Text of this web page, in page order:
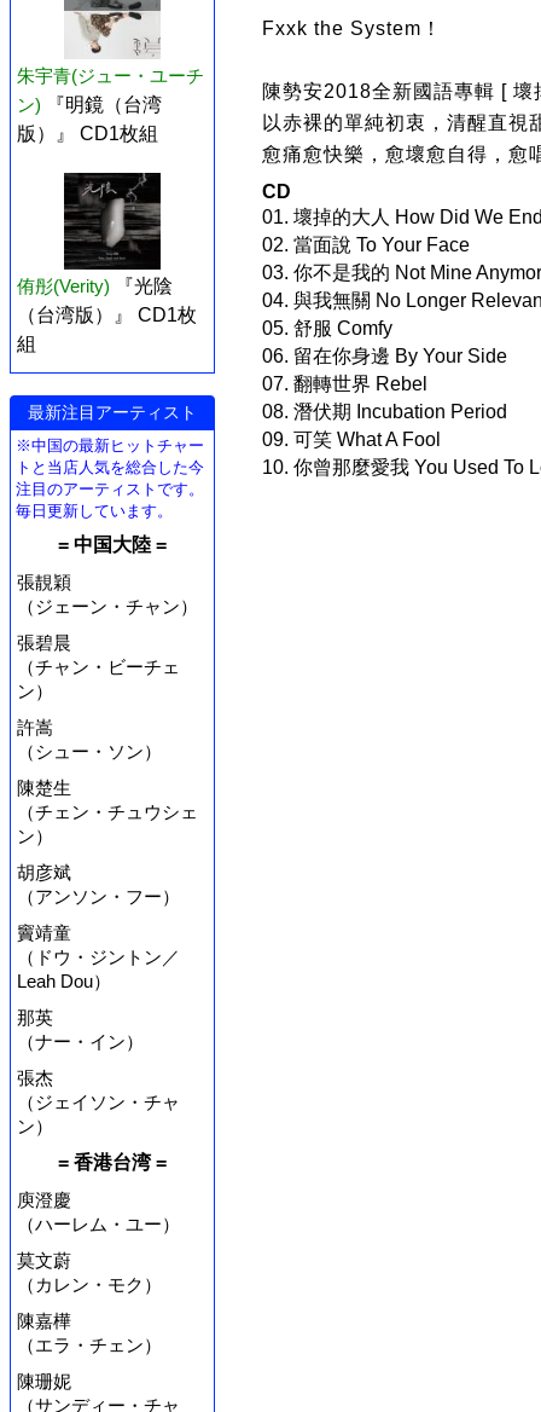
朱宇青(ジュー・ユーチ
ン)
『明鏡（台湾
版）』 CD1枚組
侑彤(Verity)
『光陰
（台湾版）』 CD1枚
組
最新注目アーティスト
※中国の最新ヒットチャー
トと当店人気を総合した今
注目のアーティストです。
毎日更新しています。
= 中国大陸 =
張靚穎
（ジェーン・チャン）
張碧晨
（チャン・ビーチェ
ン）
許嵩
（シュー・ソン）
陳楚生
（チェン・チュウシェ
ン）
胡彦斌
（アンソン・フー）
竇靖童
（ドウ・ジントン／
Leah Dou）
那英
（ナー・イン）
張杰
（ジェイソン・チャ
ン）
= 香港台湾 =
庾澄慶
（ハーレム・ユー）
莫文蔚
（カレン・モク）
陳嘉樺
（エラ・チェン）
陳珊妮
（サンディー・チャ
Fxxk the System！
陳勢安2018全新國語專輯 [
以赤裸的單純初衷，清醒直視
愈痛愈快樂，愈壞愈自得，愈
CD
01. 壞掉的大人 How Did We
02. 當面說 To Your Face
03. 你不是我的 Not Mine
04. 與我無關 No Longer
05. 舒服 Comfy
06. 留在你身邊 By Your Side
07. 翻轉世界 Rebel
08. 潛伏期 Incubation Period
09. 可笑 What A Fool
10. 你曾那麼愛我 You Used To